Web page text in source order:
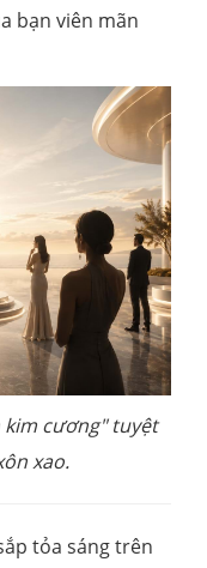
bạn viên mãn
cương" tuyệt
xao.
tỏa sáng trên